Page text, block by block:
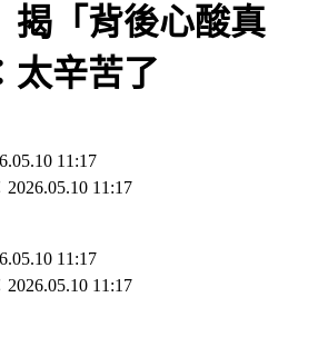
「背後心酸真
太辛苦了
11:17
11:17
11:17
2026.05.10 11:17